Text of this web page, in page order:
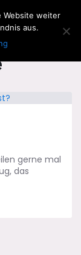
gerne mal
das
Website weiter
aus.